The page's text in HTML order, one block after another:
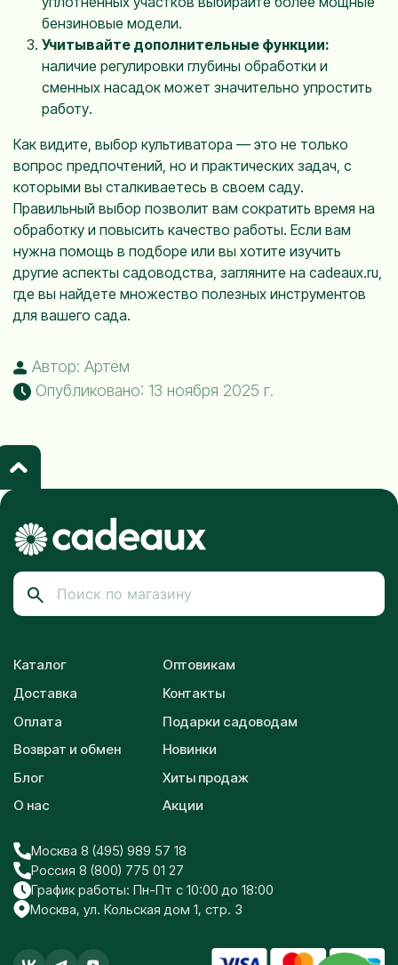
бензиновые модели.
Учитывайте дополнительные функции:
наличие регулировки глубины обработки и
сменных насадок может значительно упростить
работу.
Как видите, выбор культиватора — это не только
вопрос предпочтений, но и практических задач, с
которыми вы сталкиваетесь в своем саду.
Правильный выбор позволит вам сократить время на
обработку и повысить качество работы. Если вам
нужна помощь в подборе или вы хотите изучить
другие аспекты садоводства, загляните на cadeaux.ru
где вы найдете множество полезных инструментов
для вашего сада.
Автор: Артём
Опубликовано: 13 ноября 2025 г.
Каталог
Доставка
Оплата
Возврат и обмен
Блог
О нас
Оптовикам
Контакты
Подарки садоводам
Новинки
Хиты продаж
Акции
Москва 8 (495) 989 57 18
Россия 8 (800) 775 01 27
График работы: Пн-Пт с 10:00 до 18:00
Москва, ул. Кольская дом 1, стр. 3